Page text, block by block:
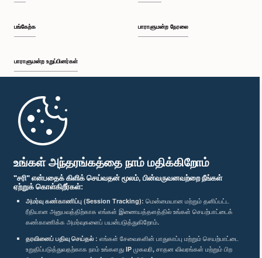
உங்கள் அந்தரங்கத்தை நாம் மதிக்கிறோம்
"சரி" என்பதைக் கிளிக் செய்வதன் மூலம், பின்வருவனவற்றை நீங்கள்
ஏற்றுக் கொள்கிறீர்கள்:
அமர்வு கண்காணிப்பு (Session Tracking): மென்மையான மற்றும் தனிப்பட்ட
ரீதியான அனுபவத்திற்காக எங்கள் இணையத்தளத்தில் உங்கள் செயற்பாட்டைக்
கண்காணிக்க அமர்வுகளைப் பயன்படுத்துகிறோம்.
தரவினைப் பதிவு செய்தல் : எங்கள் சேவைகளின் பாதுகாப்பு மற்றும் செயற்பாட்டை
உறுதிப்படுத்துவதற்காக நாம் உங்களது IP முகவரி, சாதன விவரங்கள் மற்றும் பிற
பங்கேற்க
பாராளுமன்ற உறுப்பினர்கள்
முதற்பக்கம்
பாராளுமன்ற நேரலை
பாராளுமன்ற கையடக்க செயலி
எம்மை பின்தொடர்க :
விருதுகள்